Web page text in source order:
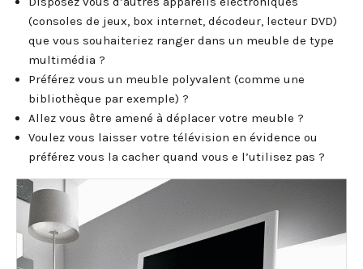
(consoles de jeux, box internet, décodeur, lecteur DVD)
que vous souhaiteriez ranger dans un meuble de type
multimédia ?
Préférez vous un meuble polyvalent (comme une
bibliothèque par exemple) ?
Allez vous être amené à déplacer votre meuble ?
Voulez vous laisser votre télévision en évidence ou
préférez vous la cacher quand vous e l’utilisez pas ?